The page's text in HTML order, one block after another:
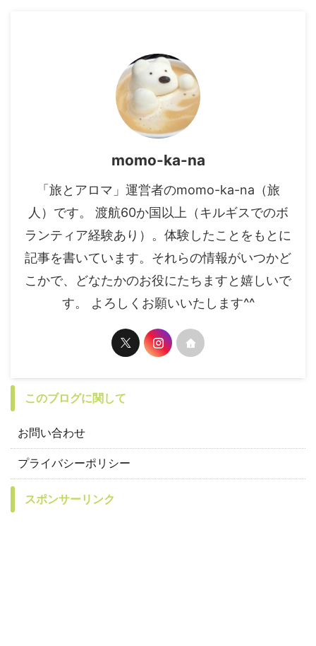
momo-ka-na
「旅とアロマ」運営者のmomo-ka-na（旅
人）です。 渡航60か国以上（キルギスでのボ
ランティア経験あり）。体験したことをもとに
記事を書いています。それらの情報がいつかど
こかで、どなたかのお役にたちますと嬉しいで
す。 よろしくお願いいたします^^
このブログに関して
お問い合わせ
プライバシーポリシー
スポンサーリンク